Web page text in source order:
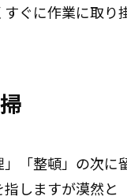
すぐに作業に取り
」「整頓」の次
指しますが漠然と